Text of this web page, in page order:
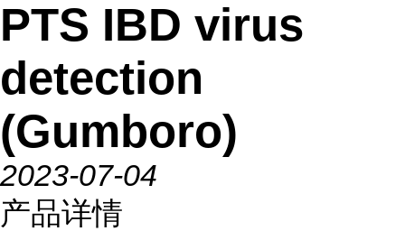
PTS IBD virus
detection
(Gumboro)
2023-07-04
产品详情